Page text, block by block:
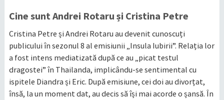
Cine sunt Andrei Rotaru și Cristina Petre
Cristina Petre și Andrei Rotaru au devenit cunoscuți
publicului în sezonul 8 al emisiunii „Insula Iubirii”. Relația lor
a fost intens mediatizată după ce au „picat testul
dragostei” în Thailanda, implicându-se sentimental cu
ispitele Diandra și Eric. După emisiune, cei doi au divorțat,
însă, la un moment dat, au decis să își mai acorde o șansă. În